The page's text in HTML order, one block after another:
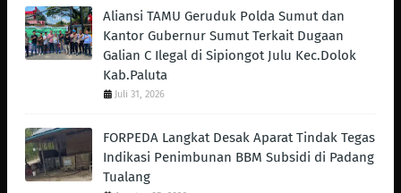
Aliansi TAMU Geruduk Polda Sumut dan
Kantor Gubernur Sumut Terkait Dugaan
Galian C Ilegal di Sipiongot Julu Kec.Dolok
Kab.Paluta
Juli 31, 2026
FORPEDA Langkat Desak Aparat Tindak Tegas
Indikasi Penimbunan BBM Subsidi di Padang
Tualang